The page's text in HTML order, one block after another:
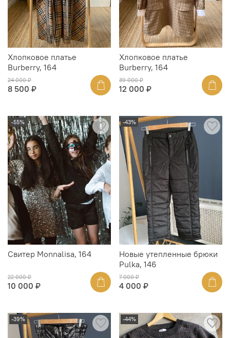
Хлопковое платье
Burberry, 164
24 000 ₽
8 500 ₽
Хлопковое платье
Burberry, 164
39 000 ₽
12 000 ₽
-55%
Свитер Monnalisa, 164
22 000 ₽
10 000 ₽
-43%
Новые утепленные брюки
Pulka, 146
7 000 ₽
4 000 ₽
-39% -44%